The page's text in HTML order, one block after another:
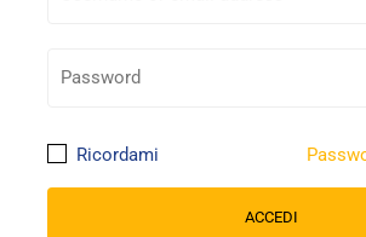
Ricordami